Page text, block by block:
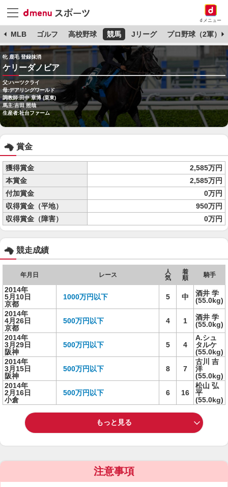
dメニュー
MLB ゴルフ 高校野球 競馬 Jリーグ プロ野球（2軍）
牝 鹿毛 登録抹消
ケリーダノビア
父:ハーツクライ
母:デアリングワールド
調教師:田中 章博 (栗東)
馬主:吉田 照哉
生産者:社台ファーム
賞金
獲得賞金
2,585万円
本賞金
2,585万円
付加賞金
0万円
収得賞金（平地）
950万円
収得賞金（障害）
0万円
競走成績
年月日 レース
人
気
着
順
騎手
2014年
5月10日
京都
1000万円以下 5 中
酒井 学
(55.0kg)
2014年
4月26日
京都
500万円以下 4 1
酒井 学
(55.0kg)
2014年
3月29日
阪神
500万円以下 5 4
A.シュ
タルケ
(55.0kg)
2014年
3月15日
阪神
500万円以下 8 7
古川 吉
洋
(55.0kg)
2014年
2月16日
小倉
500万円以下 6 16
松山 弘
平
(55.0kg)
もっと見る
注意事項